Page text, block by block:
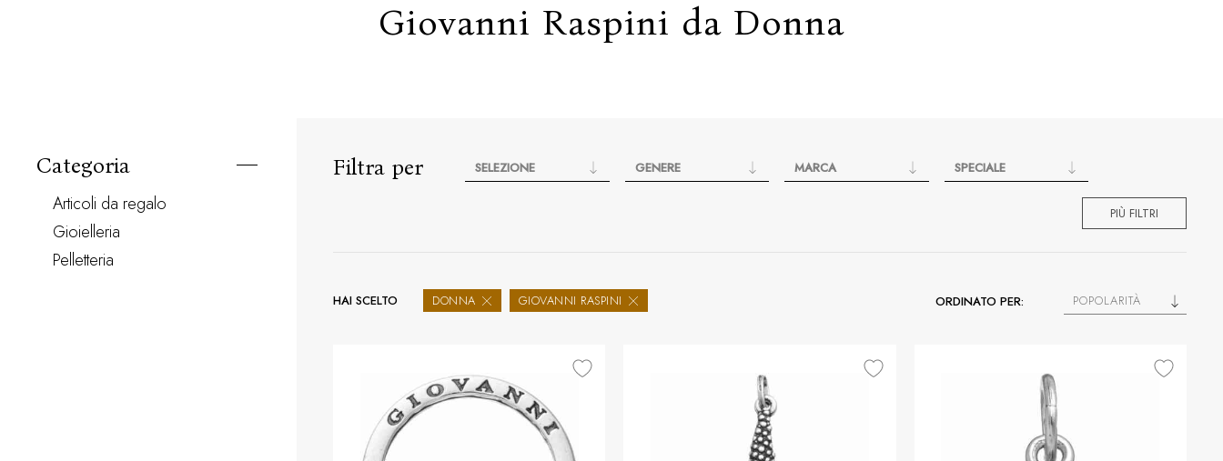
Giovanni Raspini da Donna
Filtra per
Categoria
articoli da regalo
gioielleria
pelletteria
SELEZIONE GENERE MARCA SPECIALE
PIÙ FILTRI
HAI SCELTO DONNA GIOVANNI RASPINI ORDINATO PER: POPOLARITÀ